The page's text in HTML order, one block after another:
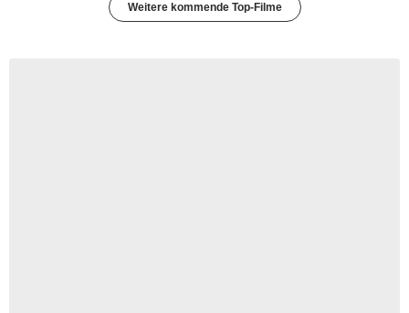
Weitere kommende Top-Filme